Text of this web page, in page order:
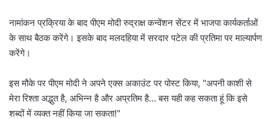
नामांकन प्रक्रिया के बाद पीएम मोदी रुद्राक्ष कन्वेंशन सेंटर में भाजपा कार्यकर्ताओं
के साथ बैठक करेंगे। इसके बाद मलदहिया में सरदार पटेल की प्रतिमा पर माल्यार्पण
करेंगे।
इस मौके पर पीएम मोदी ने अपने एक्स अकाउंट पर पोस्ट किया, "अपनी काशी से
मेरा रिश्ता अद्भुत है, अभिन्न है और अप्रतिम है… बस यही कह सकता हूं कि इसे
शब्दों में व्यक्त नहीं किया जा सकता!"